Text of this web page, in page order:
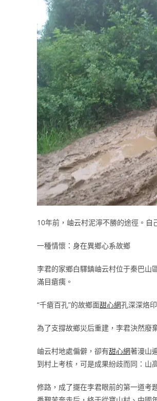
10年前，岫云村泥濘不勝的途徑。自
一種情懷：身在異鄉心系故鄉
李君的家鄉白驛鎮岫云村位于秦巴山
滿目瘡痍。
“千瘡百孔”的故鄉面甜心網孔深深烙
為了支撐故鄉災后重建，李君決然廢
岫云村地處偏僻，卻有甜心網著漫山
到村上考核，可是成果紛歧而同：山
修路，成了擺在李君眼前的第一道考